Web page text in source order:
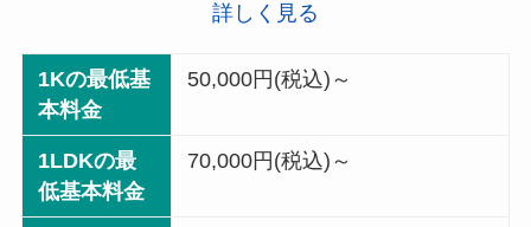
詳しく見る
1Kの最低基
本料金
50,000円(税込)～
1LDKの最
低基本料金
70,000円(税込)～